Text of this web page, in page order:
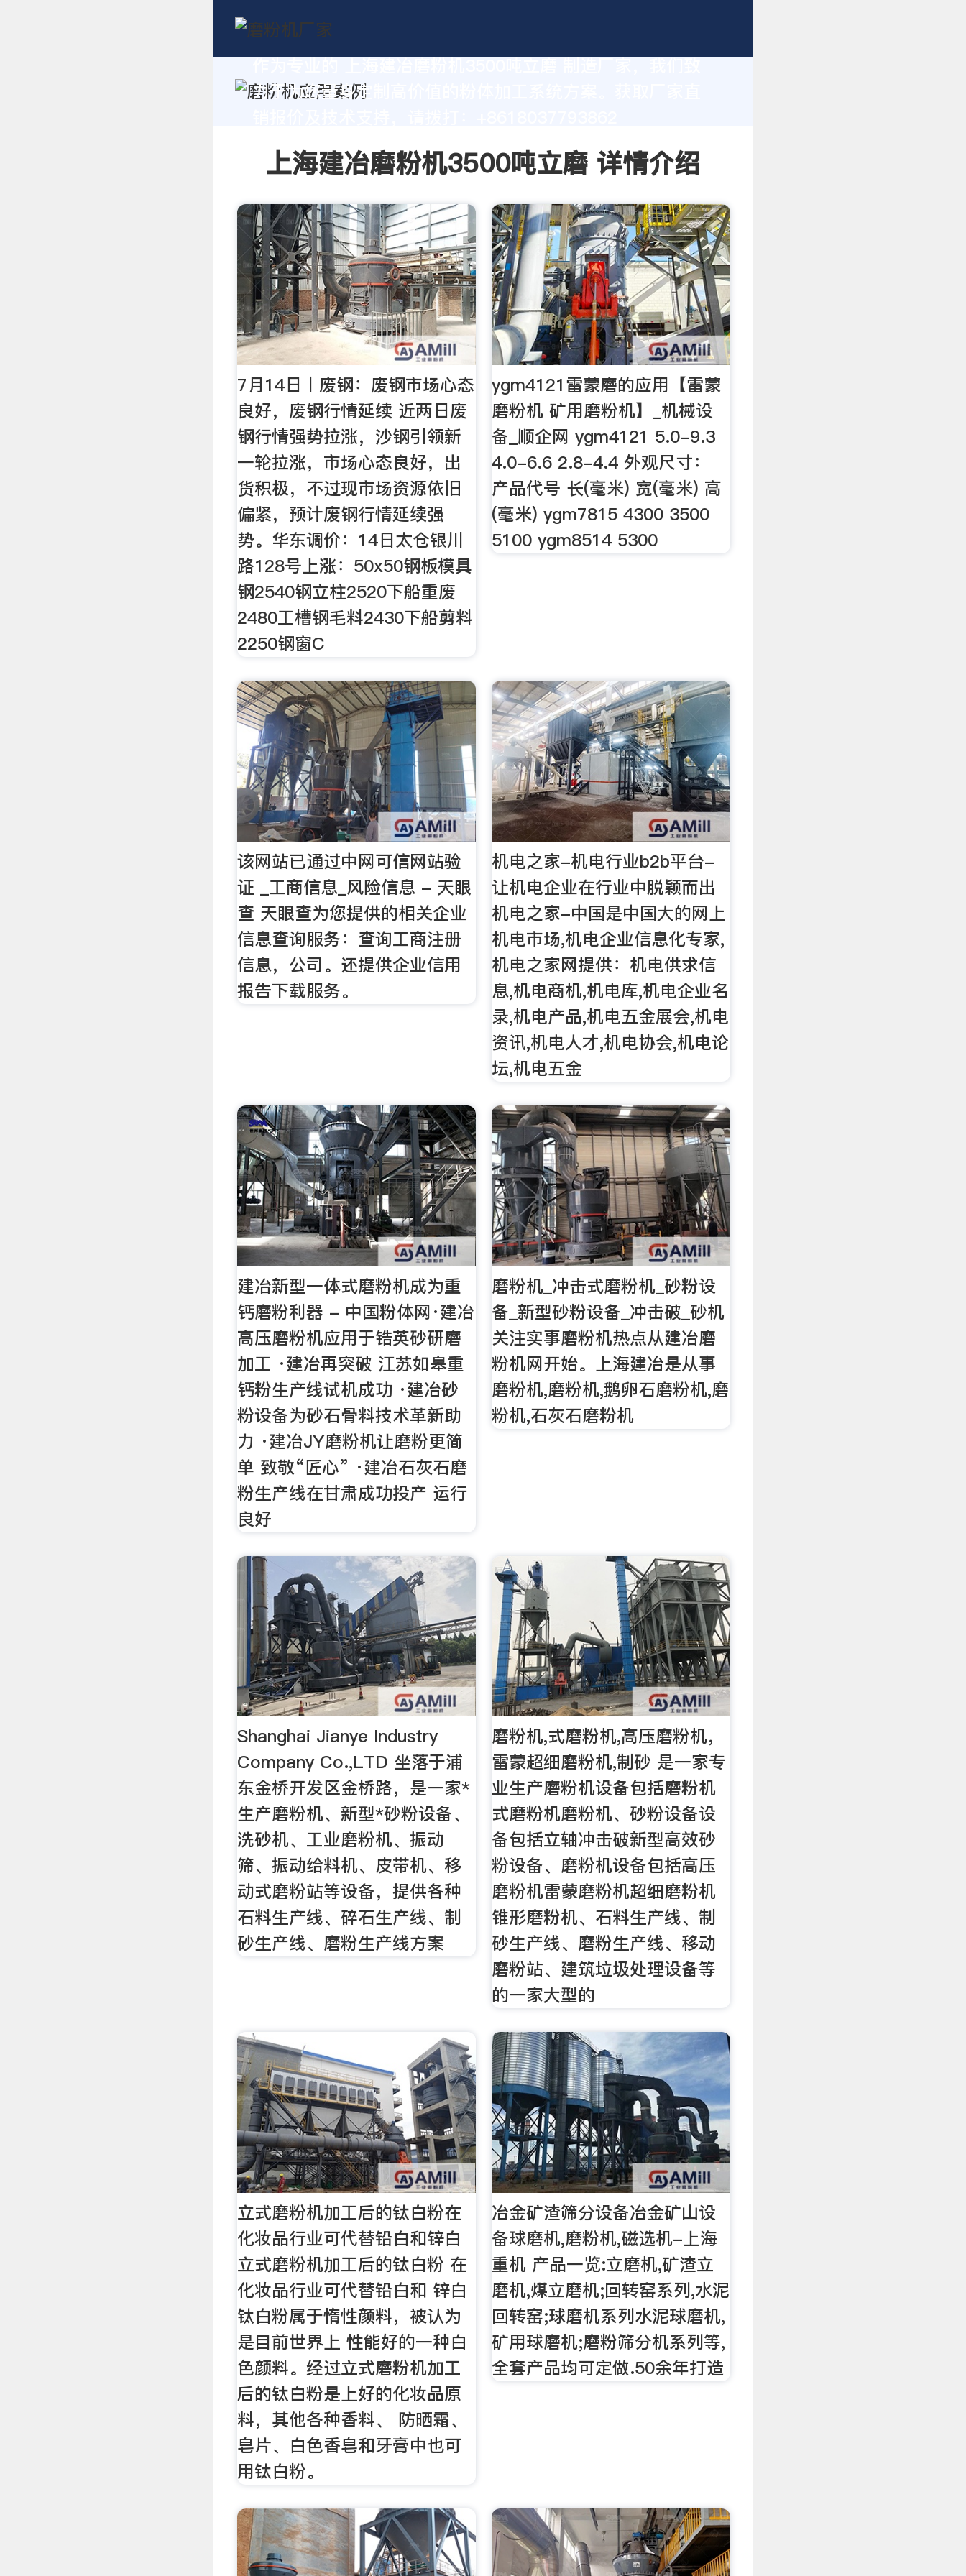
力于为您量身定制高价值的粉体加工系统方案。获取厂家直
上海建冶磨粉机3500吨立磨 详情介绍
7月14日丨废钢：废钢市场心态
良好，废钢行情延续 近两日废
钢行情强势拉涨，沙钢引领新
一轮拉涨，市场心态良好，出
货积极，不过现市场资源依旧
偏紧，预计废钢行情延续强
势。华东调价：14日太仓银川
路128号上涨：50x50钢板模具
钢2540钢立柱2520下船重废
2480工槽钢毛料2430下船剪料
2250钢窗C
ygm4121雷蒙磨的应用【雷蒙
磨粉机 矿用磨粉机】_机械设
备_顺企网 ygm4121 5.0-9.3
4.0-6.6 2.8-4.4 外观尺寸：
产品代号 长(毫米) 宽(毫米) 高
(毫米) ygm7815 4300 3500
5100 ygm8514 5300
该网站已通过中网可信网站验
证 _工商信息_风险信息 - 天眼
查 天眼查为您提供的相关企业
信息查询服务：查询工商注册
信息，公司。还提供企业信用
报告下载服务。
机电之家-机电行业b2b平台-
让机电企业在行业中脱颖而出
机电之家-中国是中国大的网上
机电市场,机电企业信息化专家,
机电之家网提供：机电供求信
息,机电商机,机电库,机电企业名
录,机电产品,机电五金展会,机电
资讯,机电人才,机电协会,机电论
坛,机电五金
建冶新型一体式磨粉机成为重
钙磨粉利器 - 中国粉体网·建冶
高压磨粉机应用于锆英砂研磨
加工 ·建冶再突破 江苏如皋重
钙粉生产线试机成功 ·建冶砂
粉设备为砂石骨料技术革新助
力 ·建冶JY磨粉机让磨粉更简
单 致敬“匠心” ·建冶石灰石磨
粉生产线在甘肃成功投产 运行
良好
磨粉机_冲击式磨粉机_砂粉设
备_新型砂粉设备_冲击破_砂机
关注实事磨粉机热点从建冶磨
粉机网开始。上海建冶是从事
磨粉机,磨粉机,鹅卵石磨粉机,磨
粉机,石灰石磨粉机
Shanghai Jianye Industry
Company Co.,LTD 坐落于浦
东金桥开发区金桥路，是一家*
生产磨粉机、新型*砂粉设备、
洗砂机、工业磨粉机、振动
筛、振动给料机、皮带机、移
动式磨粉站等设备，提供各种
石料生产线、碎石生产线、制
砂生产线、磨粉生产线方案
磨粉机,式磨粉机,高压磨粉机，
雷蒙超细磨粉机,制砂 是一家专
业生产磨粉机设备包括磨粉机
式磨粉机磨粉机、砂粉设备设
备包括立轴冲击破新型高效砂
粉设备、磨粉机设备包括高压
磨粉机雷蒙磨粉机超细磨粉机
锥形磨粉机、石料生产线、制
砂生产线、磨粉生产线、移动
磨粉站、建筑垃圾处理设备等
的一家大型的
立式磨粉机加工后的钛白粉在
化妆品行业可代替铅白和锌白
立式磨粉机加工后的钛白粉 在
化妆品行业可代替铅白和 锌白
钛白粉属于惰性颜料，被认为
是目前世界上 性能好的一种白
色颜料。经过立式磨粉机加工
后的钛白粉是上好的化妆品原
料，其他各种香料、 防晒霜、
皂片、白色香皂和牙膏中也可
用钛白粉。
冶金矿渣筛分设备冶金矿山设
备球磨机,磨粉机,磁选机-上海
重机 产品一览:立磨机,矿渣立
磨机,煤立磨机;回转窑系列,水泥
回转窑;球磨机系列水泥球磨机,
矿用球磨机;磨粉筛分机系列等,
全套产品均可定做.50余年打造